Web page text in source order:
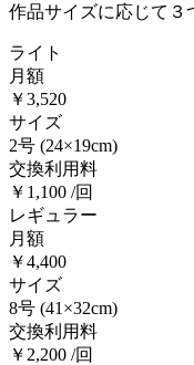
作品サイズに応じて３
ライト
月額
￥3,520
サイズ
2号 (24×19cm)
交換利用料
￥1,100 /回
レギュラー
月額
￥4,400
サイズ
8号 (41×32cm)
交換利用料
￥2,200 /回